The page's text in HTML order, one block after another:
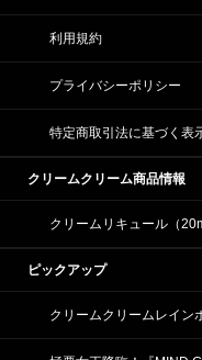
利用規約
プライバシーポリシー
特定商取引法に基づく表
クリームクリーム商品情報
クリームリキュール（
ピックアップ
クリームクリームレイン